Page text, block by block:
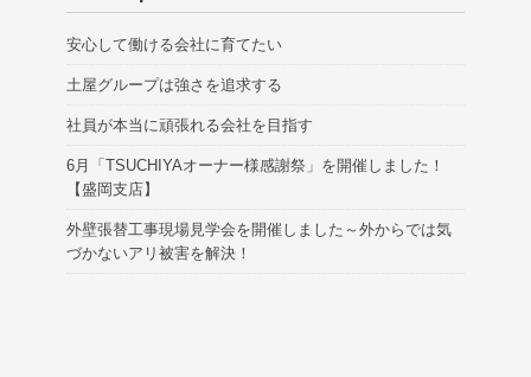
安心して働ける会社に育てたい
土屋グループは強さを追求する
社員が本当に頑張れる会社を目指す
6月「TSUCHIYAオーナー様感謝祭」を開催しました！
【盛岡支店】
外壁張替工事現場見学会を開催しました～外からでは気
づかないアリ被害を解決！